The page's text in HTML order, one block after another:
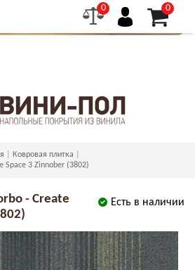
0 0
Ковровая плитка
Space 3 Zinnober (3802)
Есть в наличии
- Create